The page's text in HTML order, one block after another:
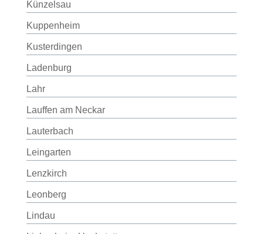
Künzelsau
Kuppenheim
Kusterdingen
Ladenburg
Lahr
Lauffen am Neckar
Lauterbach
Leingarten
Lenzkirch
Leonberg
Lindau